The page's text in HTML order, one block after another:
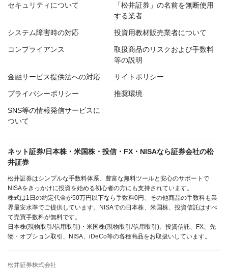
セキュリティについて
「松井証券」の名前を無断使用
する業者
システム障害時の対応 投資用教材販売業者について
コンプライアンス
取扱商品のリスクおよび手数料
等の説明
金融サービス提供法への対応 サイトポリシー
プライバシーポリシー 推奨環境
SNS等の情報発信サービスに
ついて
ネット証券/日本株・米国株・投信・FX・NISAなら証券会社の松
井証券
松井証券はシンプルな手数料体系、豊富な無料ツールと安心のサポートで
NISAをきっかけに投資を始める初心者の方にも支持されています。
株式は1日の約定代金が50万円以下なら手数料0円、その他商品の手数料も業
界最安水準でご提供しています。NISAでの日本株、米国株、投資信託はすべ
て売買手数料が無料です。
日本株(現物取引/信用取引)・米国株(現物取引/信用取引)、投資信託、FX、先
物・オプション取引、NISA、iDeCo等の各種商品をお取扱いしています。
松井証券株式会社